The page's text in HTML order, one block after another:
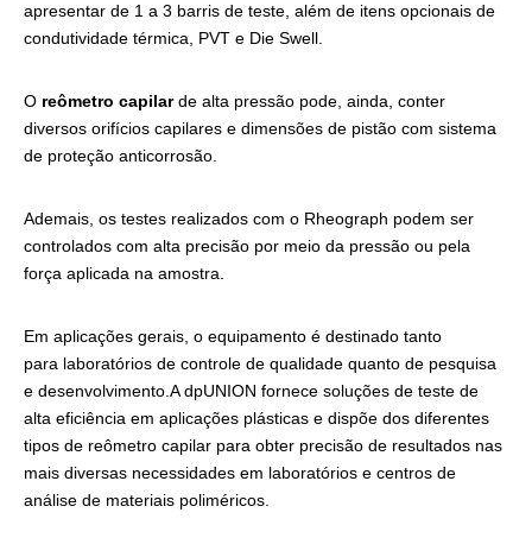
apresentar de 1 a 3 barris de teste, além de itens opcionais de
condutividade térmica, PVT e Die Swell.
O reômetro capilarde alta pressão pode, ainda, conter
diversos orifícios capilares e dimensões de pistão com sistema
de proteção anticorrosão.
Ademais, os testes realizados com o Rheograph podem ser
controlados com alta precisão por meio da pressão ou pela
força aplicada na amostra.
Em aplicações gerais, o equipamento é destinado tanto
para laboratórios de controle de qualidade quanto de pesquisa
e desenvolvimento.A dpUNION fornece soluções de teste de
alta eficiência em aplicações plásticas e dispõe dos diferentes
tipos de reômetro capilar para obter precisão de resultados nas
mais diversas necessidades em laboratórios e centros de
análise de materiais poliméricos.